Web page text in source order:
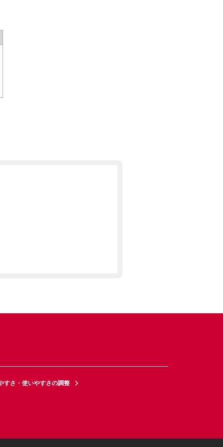
すさ・使いやすさの調整